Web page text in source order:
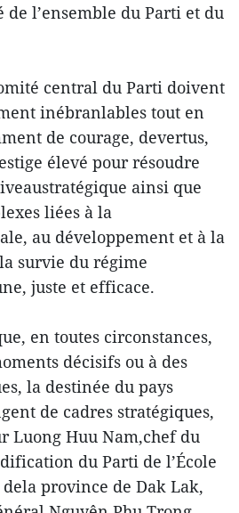
de l’ensemble du Parti et du
central du Parti doivent
inébranlables tout en
de courage, devertus,
élevé pour résoudre
ainsi que
liées à la
au développement et à la
survie du régime
juste et efficace.
en toutes circonstances,
décisifs ou à des
la destinée du pays
de cadres stratégiques,
Luong Huu Nam,chef du
du Parti de l’École
province de Dak Lak,